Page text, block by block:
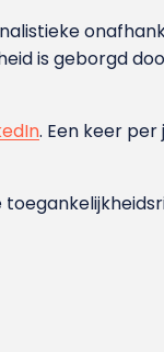
is geborgd
. Een keer